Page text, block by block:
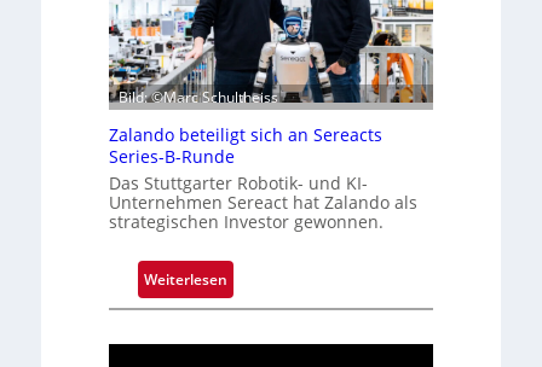
Bild: ©Marc Schultheiss
Zalando beteiligt sich an Sereacts
Series-B-Runde
Das Stuttgarter Robotik- und KI-
Unternehmen Sereact hat Zalando als
strategischen Investor gewonnen.
Weiterlesen
Z